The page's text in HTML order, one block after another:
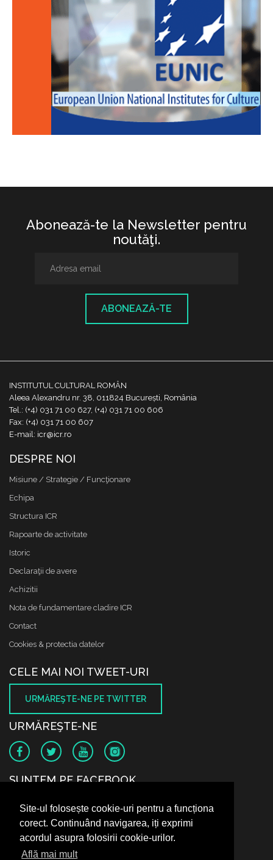
Site-ul folosește cookie-uri pentru a funcționa
corect. Continuând navigarea, iți exprimi
acordul asupra folosirii cookie-urilor.
Află mai mult
Abonează-te la Newsletter pentru
noutăţi.
ABONEAZĂ-TE
INSTITUTUL CULTURAL ROMÂN
Aleea Alexandru nr. 38, 011824 București, România
Tel.: (+4) 031 71 00 627, (+4) 031 71 00 606
Fax: (+4) 031 71 00 607
E-mail: icr@icr.ro
DESPRE NOI
Misiune / Strategie / Funcţionare
Echipa
Structura ICR
Rapoarte de activitate
Istoric
Declaraţii de avere
Achizitii
Nota de fundamentare cladire ICR
Contact
Cookies & protectia datelor
CELE MAI NOI TWEET-URI
URMĂREŞTE-NE PE TWITTER
URMĂREŞTE-NE
SUNTEM PE FACEBOOK